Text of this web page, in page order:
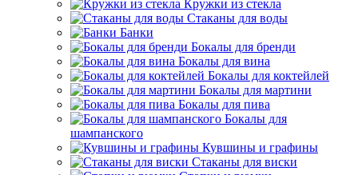
Кружки из стекла
Стаканы для воды
Банки
Бокалы для бренди
Бокалы для вина
Бокалы для коктейлей
Бокалы для мартини
Бокалы для пива
Бокалы для
шампанского
Кувшины и графины
Стаканы для виски